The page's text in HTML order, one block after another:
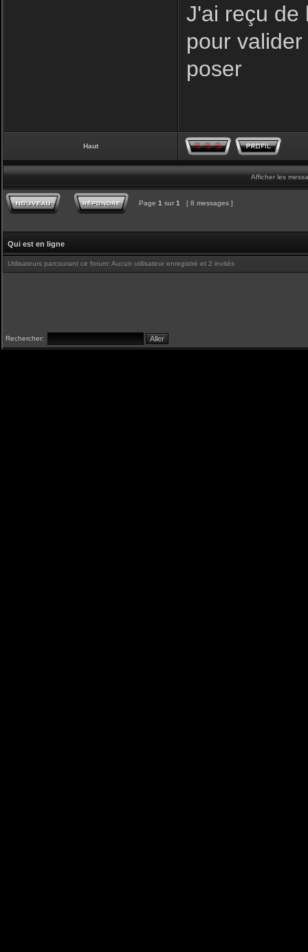
J'ai reçu de
pour
poser
Haut
Afficher les
Page 1 sur 1 [ 8 messages ]
Qui est en ligne
Utilisateurs parcourant ce forum: Aucun utilisateur enregistré et 2 invités
Rechercher: